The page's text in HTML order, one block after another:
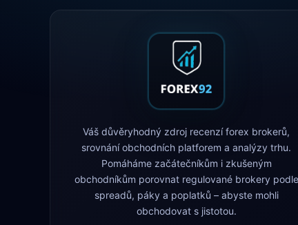
Váš důvěryhodný zdroj recenzí forex brokerů,
srovnání obchodních platforem a analýzy trhu.
Pomáháme začátečníkům i zkušeným
obchodníkům porovnat regulované brokery podle
spreadů, páky a poplatků – abyste mohli
obchodovat s jistotou.